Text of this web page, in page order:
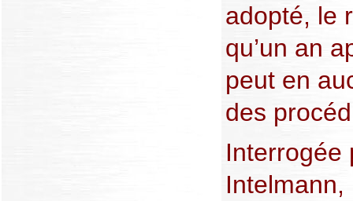
adopté, le
qu’un an
peut en
des
Interrogée